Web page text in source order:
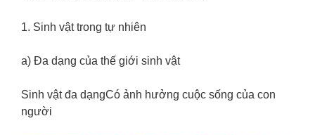
1. Sinh vật trong tự nhiên
a) Đa dạng của thế giới sinh vật
Sinh vật đa dạngCó ảnh hưởng cuộc sống của con
người